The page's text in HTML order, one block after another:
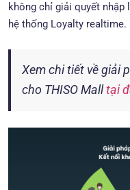
không chỉ giải quyết
hệ thống Loyalty realtime.
Xem chi tiết về giải
cho THISO Mall tại